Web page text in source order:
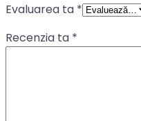
Evaluarea ta *
Recenzia ta *